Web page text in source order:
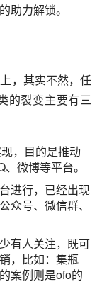
的助力解锁。
上，其实不然，任
的裂变主要有三
，目的是推动
微博等平台。
进行，已经出现
公众号、 微信群、
有人关注，既可
，比如：集瓶
案例则是ofo的